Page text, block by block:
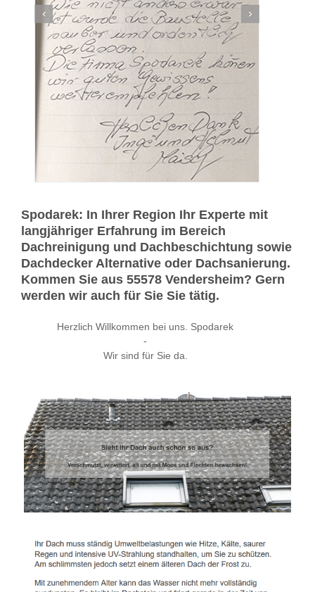
Spodarek: In Ihrer Region Ihr Experte mit
langjähriger Erfahrung im Bereich
Dachreinigung und Dachbeschichtung sowie
Dachdecker Alternative oder Dachsanierung.
Kommen Sie aus 55578 Vendersheim? Gern
werden wir auch für Sie Sie tätig.
Herzlich Willkommen bei uns. Spodarek
-
Wir sind für Sie da.